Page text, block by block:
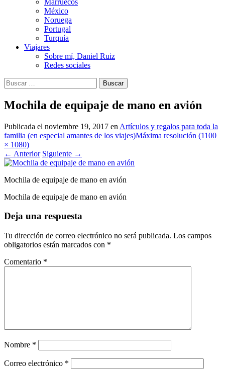
México
Noruega
Portugal
Turquía
Viajares
Sobre mí, Daniel Ruiz
Redes sociales
Buscar:
Mochila de equipaje de mano en avión
Publicada el noviembre 19, 2017 en Artículos y regalos para toda la
familia (en especial amantes de los viajes)Máxima resolución (1100
× 1080)
← Anterior Siguiente →
Mochila de equipaje de mano en avión
Mochila de equipaje de mano en avión
Deja una respuesta
Tu dirección de correo electrónico no será publicada. Los campos
obligatorios están marcados con *
Comentario *
Nombre *
Correo electrónico *